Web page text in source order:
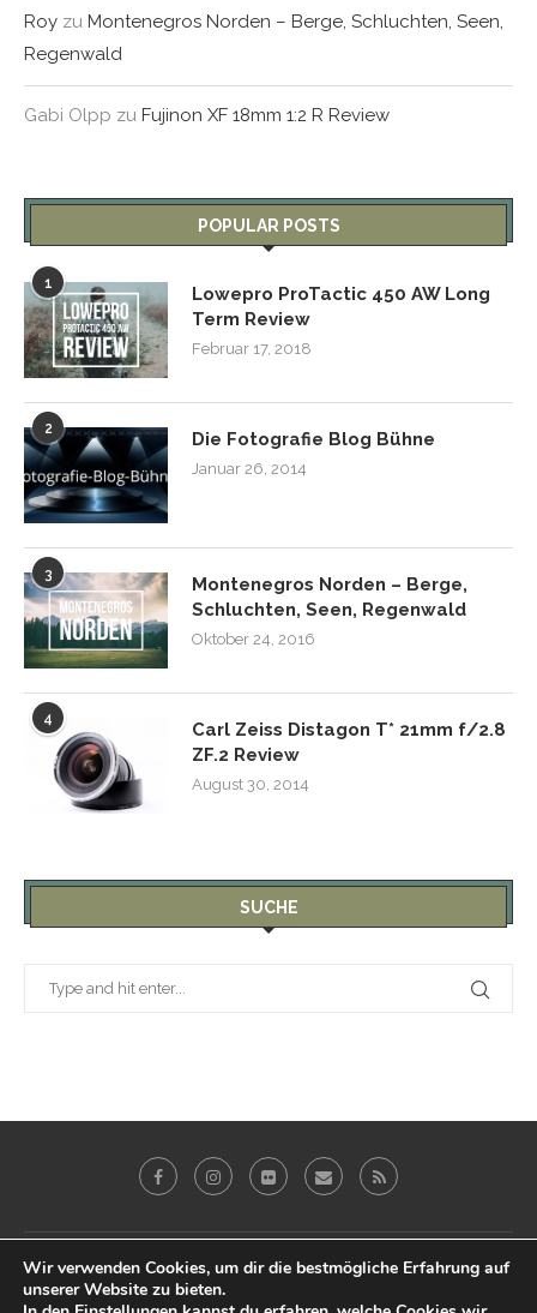
Roy zu Montenegros Norden – Berge, Schluchten, Seen,
Regenwald
Gabi Olpp zu Fujinon XF 18mm 1:2 R Review
POPULAR POSTS
1
Lowepro ProTactic 450 AW Long
Term Review
Februar 17, 2018
2 Die Fotografie Blog Bühne
Januar 26, 2014
3
Montenegros Norden – Berge,
Schluchten, Seen, Regenwald
Oktober 24, 2016
4
Carl Zeiss Distagon T* 21mm f/2.8
ZF.2 Review
August 30, 2014
SUCHE
Galerie Blog Reviews
Imprint
Datenschutz & Impressum
Wir verwenden Cookies, um dir die bestmögliche Erfahrung auf
unserer Website zu bieten.